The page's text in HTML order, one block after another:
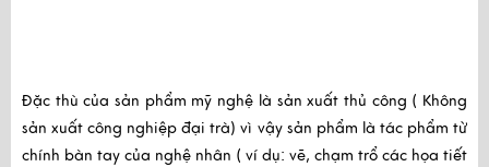
Đặc thù của sản phẩm mỹ nghệ là sản xuất thủ công ( Không
sản xuất công nghiệp đại trà) vì vậy sản phẩm là tác phẩm từ
chính bàn tay của nghệ nhân ( ví dụ: vẽ, chạm trổ các họa tiết